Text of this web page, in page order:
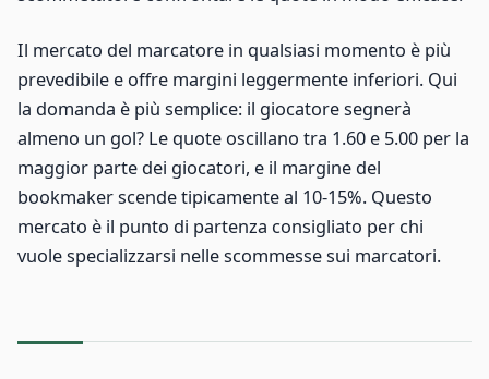
Il mercato del marcatore in qualsiasi momento è più
prevedibile e offre margini leggermente inferiori. Qui
la domanda è più semplice: il giocatore segnerà
almeno un gol? Le quote oscillano tra 1.60 e 5.00 per la
maggior parte dei giocatori, e il margine del
bookmaker scende tipicamente al 10-15%. Questo
mercato è il punto di partenza consigliato per chi
vuole specializzarsi nelle scommesse sui marcatori.